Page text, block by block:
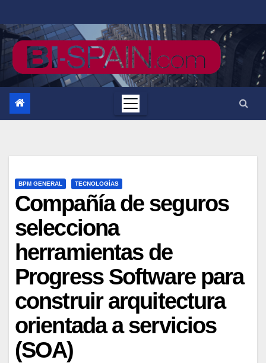
al
contenido
BPM GENERAL TECNOLOGÍAS
Compañía de seguros
selecciona
herramientas de
Progress Software para
construir arquitectura
orientada a servicios
(SOA)